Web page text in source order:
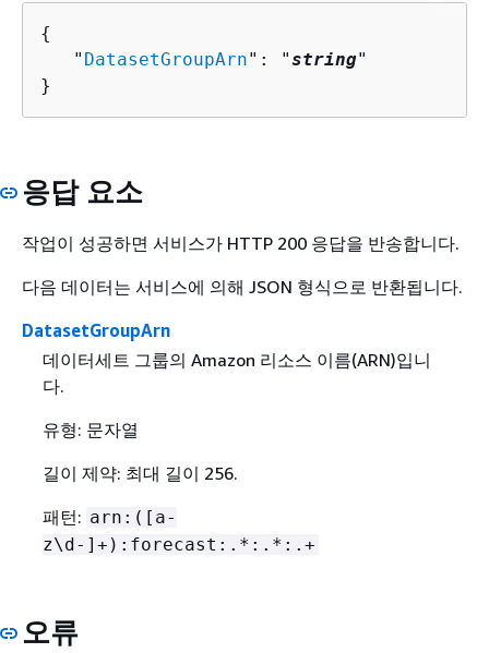
{
   "
DatasetGroupArn": "string"
}
응답 요소
작업이 성공하면 서비스가 HTTP 200 응답을 반송합니다.
다음 데이터는 서비스에 의해 JSON 형식으로 반환됩니다.
DatasetGroupArn
데이터세트 그룹의 Amazon 리소스 이름(ARN)입니
다.
유형: 문자열
길이 제약: 최대 길이 256.
패턴: arn:([a-
z\d-]+):forecast:.*:.*:.+
오류